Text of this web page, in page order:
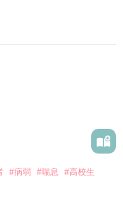
といじわる言った。
い』
だな」
止められない。
意する」
。
シンデレラ。
」
#病弱 #喘息 #高校生